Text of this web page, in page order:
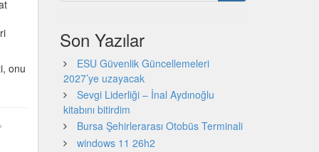
onu
Son Yazılar
ESU Güvenlik Güncellemeleri
2027’ye uzayacak
Sevgi Liderliği – İnal Aydınoğlu
kitabını bitirdim
Bursa Şehirlerarası Otobüs Terminali
windows 11 26h2